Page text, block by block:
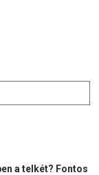
a telkét? Fontos